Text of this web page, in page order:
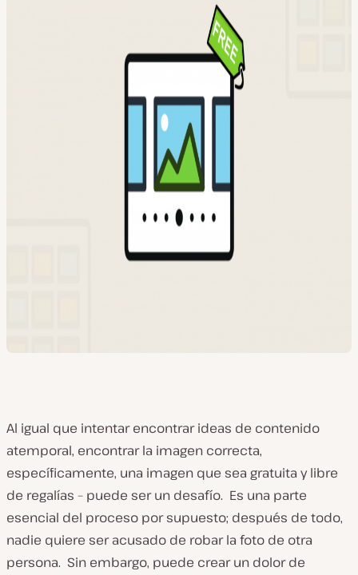
Al igual que intentar encontrar ideas de contenido
atemporal, encontrar la imagen correcta,
específicamente, una imagen que sea gratuita y libre
de regalías – puede ser un desafío. Es una parte
esencial del proceso por supuesto; después de todo,
nadie quiere ser acusado de robar la foto de otra
persona. Sin embargo, puede crear un dolor de